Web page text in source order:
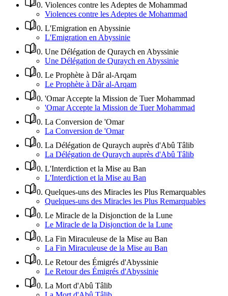
0. Violences contre les Adeptes de Mohammad
Violences contre les Adeptes de Mohammad
0. L'Emigration en Abyssinie
L'Emigration en Abyssinie
0. Une Délégation de Quraych en Abyssinie
Une Délégation de Quraych en Abyssinie
0. Le Prophète à Dâr al-Arqam
Le Prophète à Dâr al-Arqam
0. 'Omar Accepte la Mission de Tuer Mohammad
'Omar Accepte la Mission de Tuer Mohammad
0. La Conversion de 'Omar
La Conversion de 'Omar
0. La Délégation de Quraych auprès d'Abû Tâlib
La Délégation de Quraych auprès d'Abû Tâlib
0. L'Interdiction et la Mise au Ban
L'Interdiction et la Mise au Ban
0. Quelques-uns des Miracles les Plus Remarquables
Quelques-uns des Miracles les Plus Remarquables
0. Le Miracle de la Disjonction de la Lune
Le Miracle de la Disjonction de la Lune
0. La Fin Miraculeuse de la Mise au Ban
La Fin Miraculeuse de la Mise au Ban
0. Le Retour des Émigrés d'Abyssinie
Le Retour des Émigrés d'Abyssinie
0. La Mort d'Abû Tâlib